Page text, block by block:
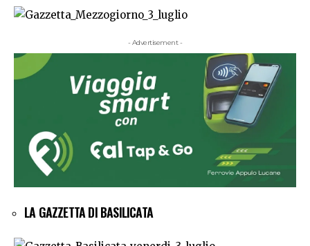
- Advertisement -
LA GAZZETTA DI BASILICATA